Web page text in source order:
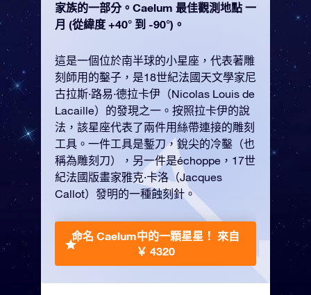
家族的一部分。Caelum 最佳觀測地點 一
月 (從緯度 +40° 到 -90°)。
這是一個位於南半球的小星座，代表著雕
刻師用的鑿子，是18世紀法國天文學家尼
古拉斯·路易·德拉卡伊（Nicolas Louis de
Lacaille）的發現之一。按照拉卡伊的說
法，該星座代表了兩件用絲帶連接的雕刻
工具。一件工具是鏨刀，銳尖的冷鑿（也
稱為雕刻刀），另一件是échoppe，17世
紀法國版畫家雅克·卡洛（Jacques
Callot）發明的一種蝕刻針。
命名 Caelum中的一顆星星！ 來自
￥ 4320